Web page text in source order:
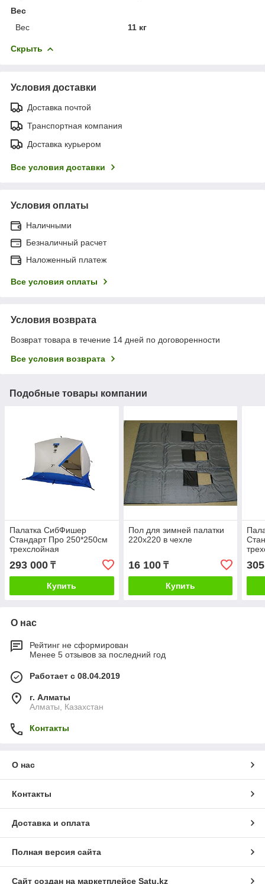
Вес
Вес
11 кг
Скрыть
Условия доставки
Доставка почтой
Транспортная компания
Доставка курьером
Все условия доставки
Условия оплаты
Наличными
Безналичный расчет
Наложенный платеж
Все условия оплаты
Условия возврата
Возврат товара в течение 14 дней по договоренности
Все условия возврата
Подобные товары компании
Палатка СибФишер
Стандарт Про 250*250см
трехслойная
293 000 ₸
Купить
Пол для зимней палатки
220х220 в чехле
16 100₸
Купить
О нас
Рейтинг не сформирован
Менее 5 отзывов за последний год
Работает с 08.04.2019
г. Алматы
Алматы, Казахстан
Контакты
О нас
Контакты
Доставка и оплата
Полная версия сайта
Сайт создан на маркетплейсе Satu.kz